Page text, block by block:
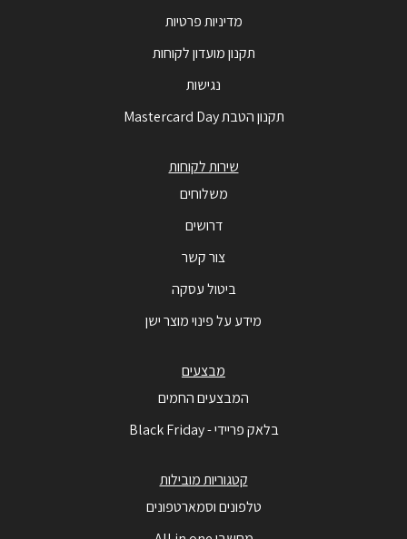
מדיניות פרטיות
תקנון מועדון לקוחות
נגישות
תקנון הטבת Mastercard Day
שירות לקוחות
משלוחים
דרושים
צור קשר
ביטול עסקה
מידע על פינוי מוצר ישן
מבצעים
המבצעים החמים
בלאק פריידי - Black Friday
קטגוריות מובילות
טלפונים וסמארטפונים